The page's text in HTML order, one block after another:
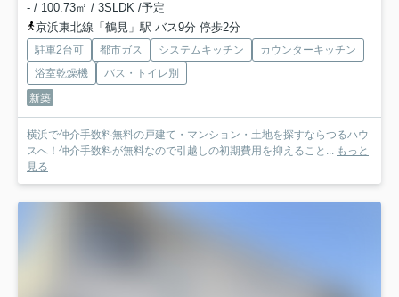
- / 100.73㎡ / 3SLDK /予定
京浜東北線「鶴見」駅 バス9分 停歩2分
駐車2台可 都市ガス システムキッチン
カウンターキッチン
浴室乾燥機
バス・トイレ別
新築
横浜で仲介手数料無料の戸建て・マンション・土地を探すならつるハウ
スへ！仲介手数料が無料なので引越しの初期費用を抑えること... もっと
見る